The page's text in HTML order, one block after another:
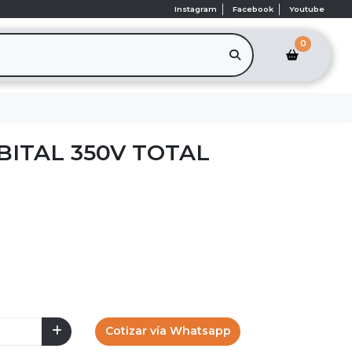
Instagram Facebook Youtube
0
350V TOTAL
Cotizar vía Whatsapp